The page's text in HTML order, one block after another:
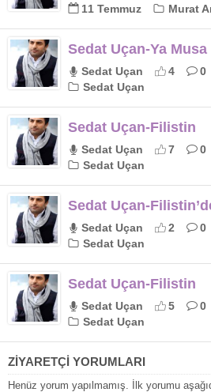
11 Temmuz
Murat
Sedat Uçan-Ya Musa
Sedat Uçan 4 0
Sedat Uçan
Sedat Uçan-Filistin
Sedat Uçan 7 0
Sedat Uçan
Sedat Uçan-
Sedat Uçan 2 0
Sedat Uçan
Sedat Uçan-Filistin
Sedat Uçan 5 0
Sedat Uçan
ZİYARETÇİ YORUMLARI
Henüz yorum yapılmamış. İlk yorumu